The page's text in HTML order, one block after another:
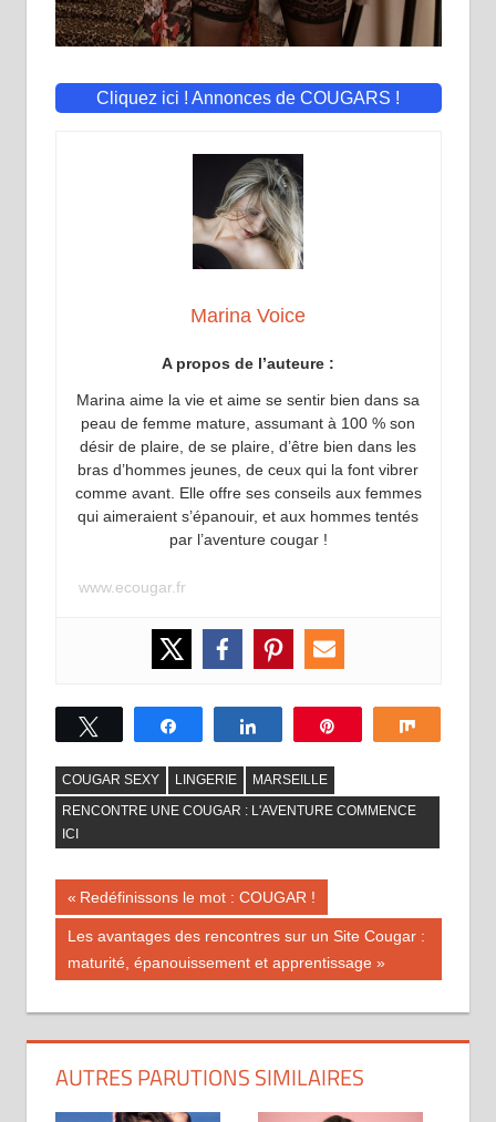
Cliquez ici ! Annonces de COUGARS !
Marina Voice
A propos de l’auteure :
Marina aime la vie et aime se sentir bien dans sa
peau de femme mature, assumant à 100 % son
désir de plaire, de se plaire, d’être bien dans les
bras d’hommes jeunes, de ceux qui la font vibrer
comme avant. Elle offre ses conseils aux femmes
qui aimeraient s’épanouir, et aux hommes tentés
par l’aventure cougar !
www.ecougar.fr
Tweetez Partagez Partagez
COUGAR SEXY LINGERIE
MARSEILLE
RENCONTRE UNE COUGAR : L'AVENTURE COMMENCE
ICI
Navigation
de
l’article
Publication
précédente :
Redéfinissons le mot : COUGAR !
Publication
suivante :
Les avantages des rencontres sur un Site Cougar :
maturité, épanouissement et apprentissage
AUTRES PARUTIONS SIMILAIRES